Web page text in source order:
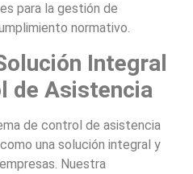
para la gestión de
normativo.
Integral
de Asistencia
de control de asistencia
una solución integral y
Nuestra